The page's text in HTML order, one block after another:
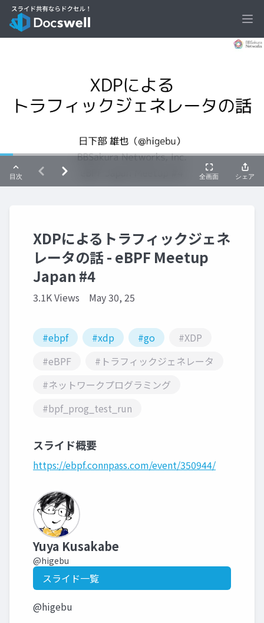
XDPによるトラフィックジェネ
レータの話 - eBPF Meetup
Japan #4
3.1K Views May 30, 25
#ebpf #xdp #go
#XDP
#eBPF
#トラフィックジェネレータ
#ネットワークプログラミング
#bpf_prog_test_run
スライド概要
https://ebpf.connpass.com/event/350944/
Yuya Kusakabe
@higebu
スライド一覧
@higebu